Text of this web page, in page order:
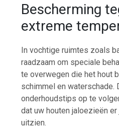
Bescherming
extreme
In vochtige ruimtes zoals
raadzaam om speciale
te overwegen die het hout
schimmel en waterschade.
onderhoudstips op te
dat uw houten jaloezieën er
uitzien.